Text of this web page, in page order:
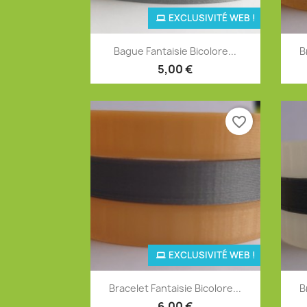
 Aperçu rapide
Bague Fantaisie Bicolore...
5,00 €
EXCLUSIVITÉ WEB !
Aperçu rapide
Bracelet Fantaisie Bicolore...
EXCLUSIVITÉ WEB !
favorite_border